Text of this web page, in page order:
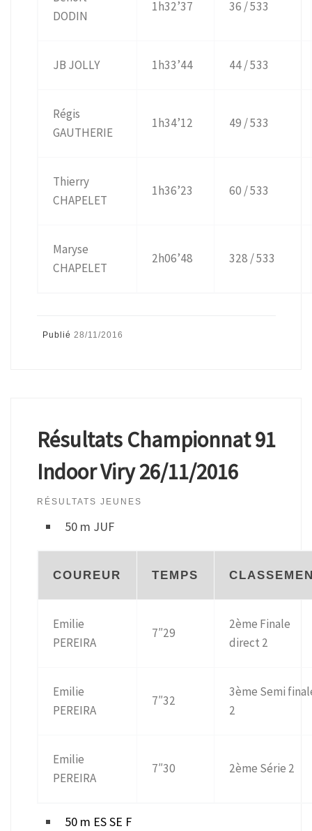
DODIN
1h32’37 36 / 533
JB JOLLY 1h33’44 44 / 533
Régis
GAUTHERIE
1h34’12 49 / 533
Thierry
CHAPELET
1h36’23 60 / 533
Maryse
CHAPELET
2h06’48 328 / 533
Publié 28/11/2016
Résultats Championnat 91
Indoor Viry 26/11/2016
RÉSULTATS JEUNES
50 m JUF
COUREUR TEMPS
Emilie
PEREIRA
7″29
2ème Finale
direct 2
Emilie
PEREIRA
7″32
3ème Semi
2
Emilie
PEREIRA
7″30 2ème Série 2
50 m ES SE F